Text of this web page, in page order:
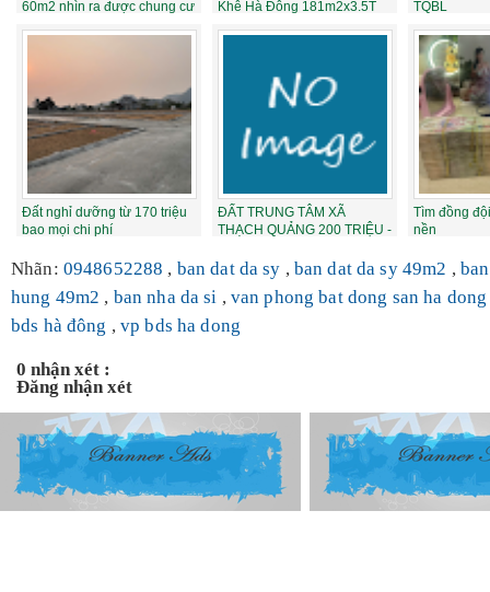
60m2 nhìn ra được chung cư
Khê Hà Đông 181m2x3.5T
TQBL
Đất nghỉ dưỡng từ 170 triệu
bao mọi chi phí
ĐẤT TRUNG TÂM XÃ
THẠCH QUẢNG 200 TRIỆU -
Tìm đồng
nền
Nhãn: 0948652288 , ban dat da sy , ban dat da sy 49m2 ,
hung 49m2 , ban nha da si , van phong bat dong san ha
bds hà đông , vp bds ha dong
0 nhận xét :
Đăng nhận xét